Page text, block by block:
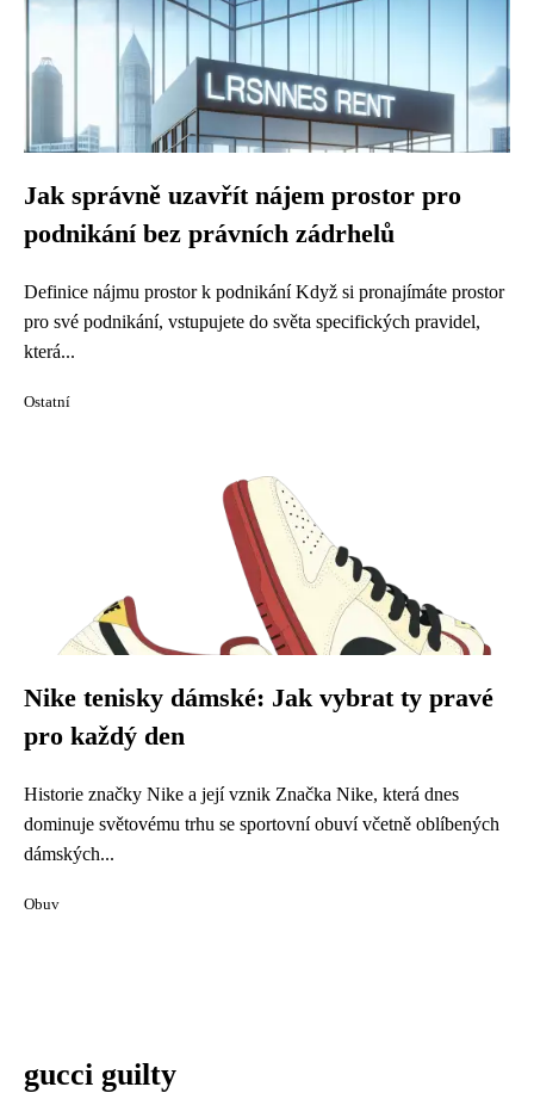
Jak správně uzavřít nájem prostor pro
podnikání bez právních zádrhelů
Definice nájmu prostor k podnikání Když si pronajímáte prostor
pro své podnikání, vstupujete do světa specifických pravidel,
která...
Ostatní
Nike tenisky dámské: Jak vybrat ty pravé
pro každý den
Historie značky Nike a její vznik Značka Nike, která dnes
dominuje světovému trhu se sportovní obuví včetně oblíbených
dámských...
Obuv
gucci guilty